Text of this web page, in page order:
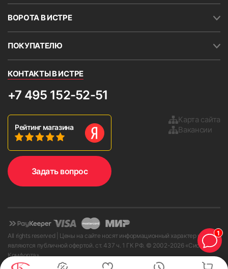
ВОРОТА В ИСТРЕ
ПОКУПАТЕЛЮ
КОНТАКТЫ В ИСТРЕ
+7 495 152-52-51
Рейтинг магазина
Карта сайта
Вакансии
Задать вопрос
All rights reserved | Цены на сайте носят информационный характер и не
являются публичной офертой. ст. 437 ч. 1 ГК РФ. © 2002-2026 «Системы
Комфорта»
1